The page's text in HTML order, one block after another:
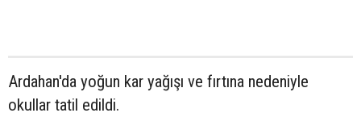
Ardahan'da yoğun kar yağışı ve fırtına nedeniyle
okullar tatil edildi.